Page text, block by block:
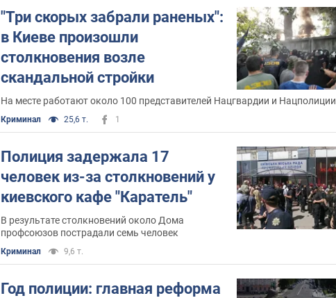
"Три скорых забрали раненых":
в Киеве произошли
столкновения возле
скандальной стройки
На месте работают около 100 представителей Нацгвардии и Нацполиции
Криминал 25,6 т. 1
Полиция задержала 17
человек из-за столкновений у
киевского кафе "Каратель"
В результате столкновений около Дома
профсоюзов пострадали семь человек
Криминал 9,6 т.
Год полиции: главная реформа